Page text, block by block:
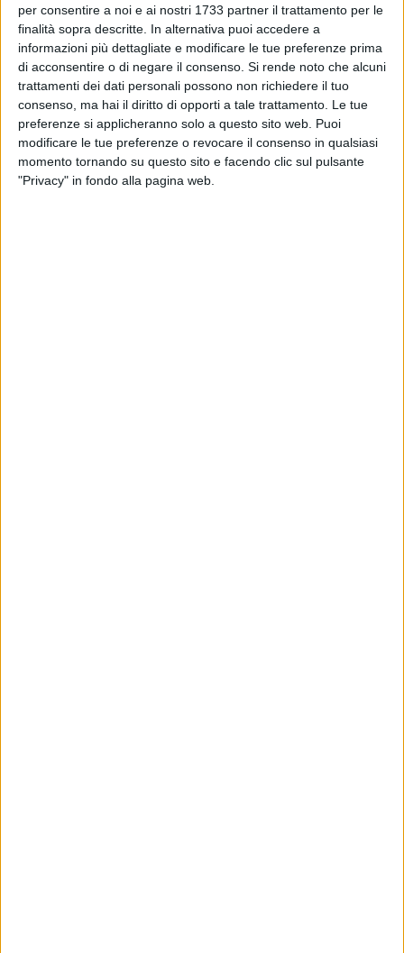
per consentire a noi e ai nostri 1733 partner il trattamento per le
finalità sopra descritte. In alternativa puoi accedere a
informazioni più dettagliate e modificare le tue preferenze prima
di acconsentire o di negare il consenso. Si rende noto che alcuni
trattamenti dei dati personali possono non richiedere il tuo
consenso, ma hai il diritto di opporti a tale trattamento. Le tue
preferenze si applicheranno solo a questo sito web. Puoi
modificare le tue preferenze o revocare il consenso in qualsiasi
momento tornando su questo sito e facendo clic sul pulsante
"Privacy" in fondo alla pagina web.
"Gli anziani hanno spesso la convinzione che tutto quello
che c'era prima fosse migliore di ciò che viene dopo. Io,
invece, ho sempre avuto l'impressione che chi arriva oggi,
fresco di studi, con nuove esperienze, con una mentalità
aperta e competenze culturali e tecnologiche più aggiornate,
porti con sé un valore enorme. E sono davvero molto
soddisfatto, perché in Puglia ci sono ormai tantissimi
contesti in cui i nostri ragazzi, in tutti i settori, ci fanno fare